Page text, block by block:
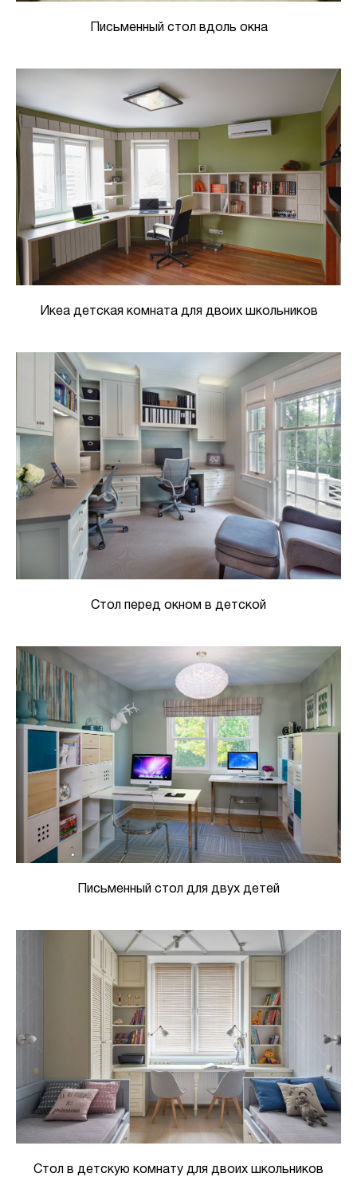
Письменный стол вдоль окна
Икеа детская комната для двоих школьников
Стол перед окном в детской
Письменный стол для двух детей
Стол в детскую комнату для двоих школьников